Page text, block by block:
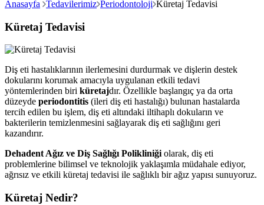
Anasayfa Tedavilerimiz Periodontoloji Küretaj Tedavisi
Küretaj Tedavisi
Diş eti hastalıklarının ilerlemesini durdurmak ve dişlerin destek
dokularını korumak amacıyla uygulanan etkili tedavi
yöntemlerinden biri küretajdır. Özellikle başlangıç ya da orta
düzeyde periodontitis (ileri diş eti hastalığı) bulunan hastalarda
tercih edilen bu işlem, diş eti altındaki iltihaplı dokuların ve
bakterilerin temizlenmesini sağlayarak diş eti sağlığını geri
kazandırır.
Dehadent Ağız ve Diş Sağlığı Polikliniğiolarak, diş eti
problemlerine bilimsel ve teknolojik yaklaşımla müdahale ediyor,
ağrısız ve etkili küretaj tedavisi ile sağlıklı bir ağız yapısı sunuyoruz.
Küretaj Nedir?